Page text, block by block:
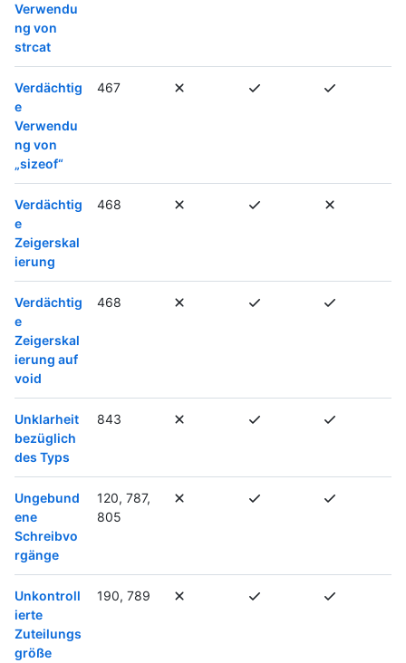
Verwendu
ng von
strcat
Verdächtig
e
Verwendu
ng von
„sizeof“
467
Verdächtig
e
Zeigerskal
ierung
468
Verdächtig
e
Zeigerskal
ierung auf
void
468
Unklarheit
bezüglich
des Typs
843
Ungebund
ene
Schreibvo
rgänge
120, 787,
805
Unkontroll
ierte
Zuteilungs
größe
190, 789